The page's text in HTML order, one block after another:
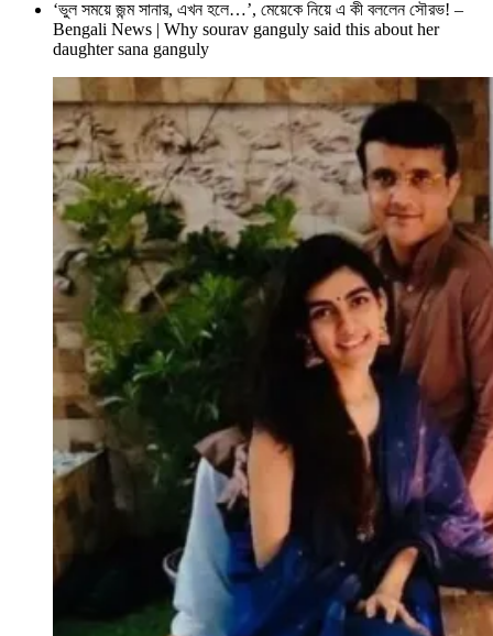
‘ভুল সময়ে জন্ম সানার, এখন হলে…’, মেয়েকে নিয়ে এ কী বললেন সৌরভ! –
Bengali News | Why sourav ganguly said this about her
daughter sana ganguly